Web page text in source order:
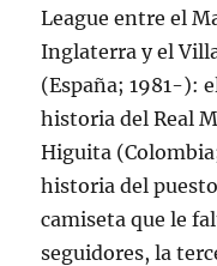
League entre el
Inglaterra y el
(España; 1981-):
historia del Real
Higuita
historia del
camiseta que le
seguidores, la